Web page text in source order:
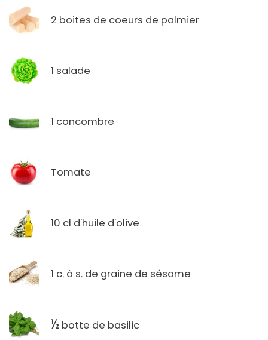
2 boites de coeurs de palmier
1 salade
1 concombre
Tomate
10 cl d'huile d'olive
1 c. à s. de graine de sésame
½ botte de basilic